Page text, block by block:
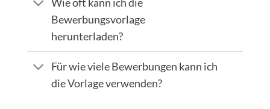
Wie oft kann ich die
Bewerbungsvorlage
herunterladen?
Für wie viele Bewerbungen kann ich
die Vorlage verwenden?